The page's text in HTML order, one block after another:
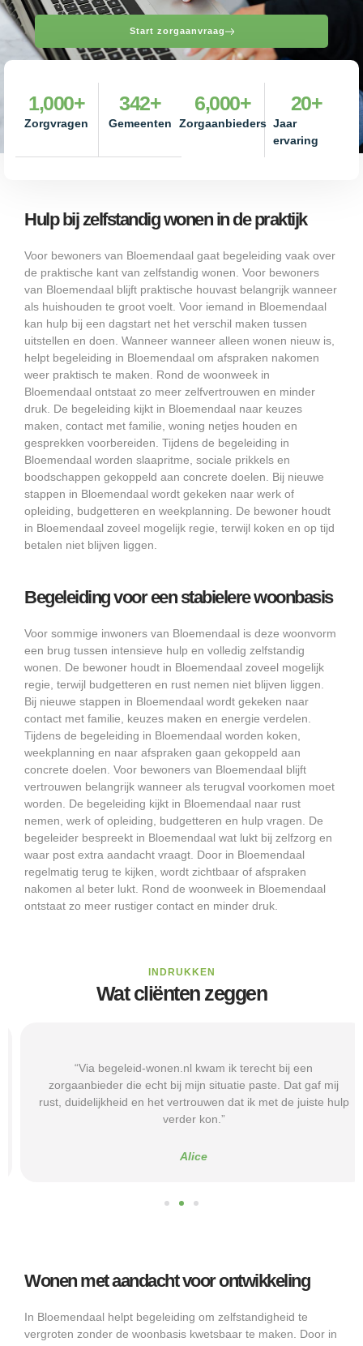
Start zorgaanvraag
Zorgvragen
1,000+
Gemeenten
342+
Zorgaanbieders
6,000+
Jaar
ervaring
20+
Hulp bij zelfstandig wonen in de praktijk
Voor bewoners van Bloemendaal gaat begeleiding vaak over
de praktische kant van zelfstandig wonen. Voor bewoners
van Bloemendaal blijft praktische houvast belangrijk wanneer
als huishouden te groot voelt. Voor iemand in Bloemendaal
kan hulp bij een dagstart net het verschil maken tussen
uitstellen en doen. Wanneer wanneer alleen wonen nieuw is,
helpt begeleiding in Bloemendaal om afspraken nakomen
weer praktisch te maken. Rond de woonweek in
Bloemendaal ontstaat zo meer zelfvertrouwen en minder
druk. De begeleiding kijkt in Bloemendaal naar keuzes
maken, contact met familie, woning netjes houden en
gesprekken voorbereiden. Tijdens de begeleiding in
Bloemendaal worden slaapritme, sociale prikkels en
boodschappen gekoppeld aan concrete doelen. Bij nieuwe
stappen in Bloemendaal wordt gekeken naar werk of
opleiding, budgetteren en weekplanning. De bewoner houdt
in Bloemendaal zoveel mogelijk regie, terwijl koken en op tijd
betalen niet blijven liggen.
Begeleiding voor een stabielere woonbasis
Voor sommige inwoners van Bloemendaal is deze woonvorm
een brug tussen intensieve hulp en volledig zelfstandig
wonen. De bewoner houdt in Bloemendaal zoveel mogelijk
regie, terwijl budgetteren en rust nemen niet blijven liggen.
Bij nieuwe stappen in Bloemendaal wordt gekeken naar
contact met familie, keuzes maken en energie verdelen.
Tijdens de begeleiding in Bloemendaal worden koken,
weekplanning en naar afspraken gaan gekoppeld aan
concrete doelen. Voor bewoners van Bloemendaal blijft
vertrouwen belangrijk wanneer als terugval voorkomen moet
worden. De begeleiding kijkt in Bloemendaal naar rust
nemen, werk of opleiding, budgetteren en hulp vragen. De
begeleider bespreekt in Bloemendaal wat lukt bij zelfzorg en
waar post extra aandacht vraagt. Door in Bloemendaal
regelmatig terug te kijken, wordt zichtbaar of afspraken
nakomen al beter lukt. Rond de woonweek in Bloemendaal
ontstaat zo meer rustiger contact en minder druk.
INDRUKKEN
Wat cliënten zeggen
“Via begeleid-wonen.nl kwam ik terecht bij een
zorgaanbieder die echt bij mijn situatie paste. Dat gaf mij
rust, duidelijkheid en het vertrouwen dat ik met de juiste hulp
verder kon.”
Alice
Wonen met aandacht voor ontwikkeling
In Bloemendaal helpt begeleiding om zelfstandigheid te
vergroten zonder de woonbasis kwetsbaar te maken. Door in